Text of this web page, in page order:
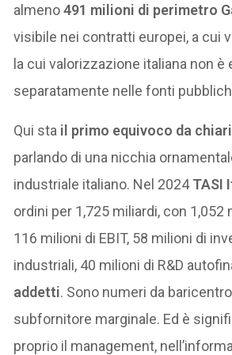
almeno491 milioni di perimetro
visibile nei contratti europei, a cui
la cui valorizzazione italiana non è
separatamente nelle fonti
Qui sta il primo equivoco da
parlando di una nicchia
industriale italiano. Nel 2024TASI
ordini per 1,725 miliardi, con 1,052
116 milioni di EBIT, 58 milioni di
industriali, 40 milioni di R&D
addetti. Sono numeri da
subfornitore marginale. Ed è
proprio il management,